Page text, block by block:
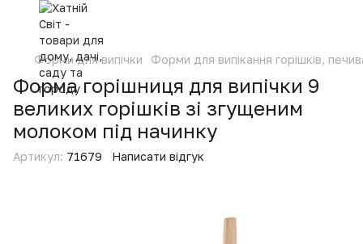
Форми для випічки Форми для випікання горішків,
Форма горішниця для випічки 9
великих горішків зі згущеним
молоком під начинку
Артикул: 71679 Написати відгук